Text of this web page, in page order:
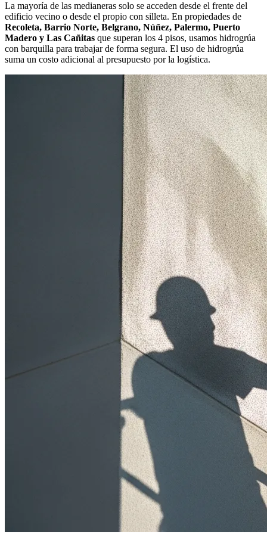
La mayoría de las medianeras solo se acceden desde el frente del
edificio vecino o desde el propio con silleta. En propiedades de
Recoleta, Barrio Norte, Belgrano, Núñez, Palermo, Puerto
Madero y Las Cañitas que superan los 4 pisos, usamos hidrogrúa
con barquilla para trabajar de forma segura. El uso de hidrogrúa
suma un costo adicional al presupuesto por la logística.